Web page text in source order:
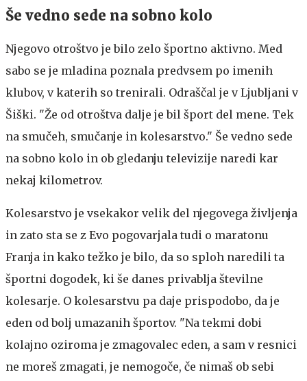
Še vedno sede na sobno kolo
Njegovo otroštvo je bilo zelo športno aktivno. Med
sabo se je mladina poznala predvsem po imenih
klubov, v katerih so trenirali. Odraščal je v Ljubljani v
Šiški. "Že od otroštva dalje je bil šport del mene. Tek
na smučeh, smučanje in kolesarstvo." Še vedno sede
na sobno kolo in ob gledanju televizije naredi kar
nekaj kilometrov.
Kolesarstvo je vsekakor velik del njegovega življenja
in zato sta se z Evo pogovarjala tudi o maratonu
Franja in kako težko je bilo, da so sploh naredili ta
športni dogodek, ki še danes privablja številne
kolesarje. O kolesarstvu pa daje prispodobo, da je
eden od bolj umazanih športov. "Na tekmi dobi
kolajno oziroma je zmagovalec eden, a sam v resnici
ne moreš zmagati, je nemogoče, če nimaš ob sebi